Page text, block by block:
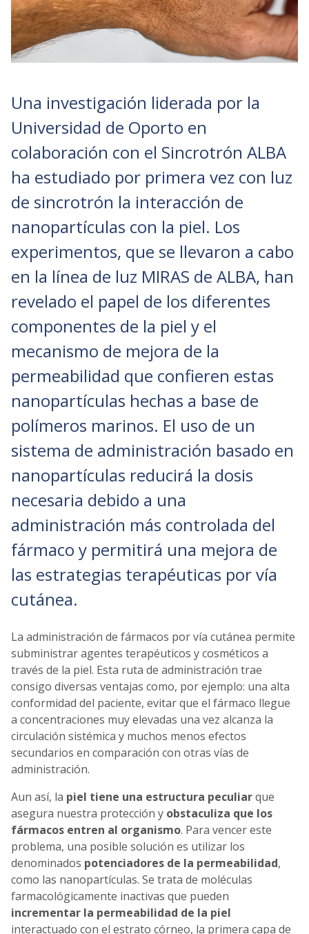
Una investigación liderada por la
Universidad de Oporto en
colaboración con el Sincrotrón ALBA
ha estudiado por primera vez con luz
de sincrotrón la interacción de
nanopartículas con la piel. Los
experimentos, que se llevaron a cabo
en la línea de luz MIRAS de ALBA, han
revelado el papel de los diferentes
componentes de la piel y el
mecanismo de mejora de la
permeabilidad que confieren estas
nanopartículas hechas a base de
polímeros marinos. El uso de un
sistema de administración basado en
nanopartículas reducirá la dosis
necesaria debido a una
administración más controlada del
fármaco y permitirá una mejora de
las estrategias terapéuticas por vía
cutánea.
La administración de fármacos por vía cutánea permite
subministrar agentes terapéuticos y cosméticos a
través de la piel. Esta ruta de administración trae
consigo diversas ventajas como, por ejemplo: una alta
conformidad del paciente, evitar que el fármaco llegue
a concentraciones muy elevadas una vez alcanza la
circulación sistémica y muchos menos efectos
secundarios en comparación con otras vías de
administración.
Aun así, la piel tiene una estructura peculiarque
asegura nuestra protección y obstaculiza que los
fármacos entren al organismo. Para vencer este
problema, una posible solución es utilizar los
denominados potenciadores de la permeabilidad,
como las nanopartículas. Se trata de moléculas
farmacológicamente inactivas que pueden
incrementar la permeabilidad de la piel
interactuado con el estrato córneo, la primera capa de